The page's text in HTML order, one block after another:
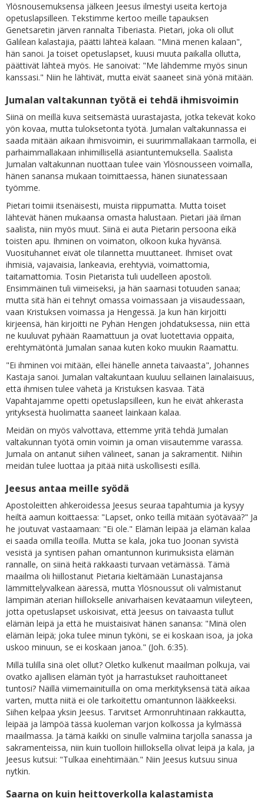
Ylösnousemuksensa jälkeen Jeesus ilmestyi useita kertoja
opetuslapsilleen. Tekstimme kertoo meille tapauksen
Genetsaretin järven rannalta Tiberiasta. Pietari, joka oli ollut
Galilean kalastajia, päätti lähteä kalaan. "Minä menen kalaan",
hän sanoi. Ja toiset opetuslapset, kuusi muuta paikalla ollutta,
päättivät lähteä myös. He sanoivat: "Me lähdemme myös sinun
kanssasi." Niin he lähtivät, mutta eivät saaneet sinä yönä mitään.
Jumalan valtakunnan työtä ei tehdä ihmisvoimin
Siinä on meillä kuva seitsemästä uurastajasta, jotka tekevät koko
yön kovaa, mutta tuloksetonta työtä. Jumalan valtakunnassa ei
saada mitään aikaan ihmisvoimin, ei suurimmallakaan tarmolla, ei
parhaimmallakaan inhimillisellä asiantuntemuksella. Saalista
Jumalan valtakunnan nuottaan tulee vain Ylösnousseen voimalla,
hänen sanansa mukaan toimittaessa, hänen siunatessaan
työmme.
Pietari toimii itsenäisesti, muista riippumatta. Mutta toiset
lähtevät hänen mukaansa omasta halustaan. Pietari jää ilman
saalista, niin myös muut. Siinä ei auta Pietarin persoona eikä
toisten apu. Ihminen on voimaton, olkoon kuka hyvänsä.
Vuosituhannet eivät ole tilannetta muuttaneet. Ihmiset ovat
ihmisiä, vajavaisia, lankeavia, erehtyviä, voimattomia,
taitamattomia. Tosin Pietarista tuli uudelleen apostoli.
Ensimmäinen tuli viimeiseksi, ja hän saarnasi totuuden sanaa;
mutta sitä hän ei tehnyt omassa voimassaan ja viisaudessaan,
vaan Kristuksen voimassa ja Hengessä. Ja kun hän kirjoitti
kirjeensä, hän kirjoitti ne Pyhän Hengen johdatuksessa, niin että
ne kuuluvat pyhään Raamattuun ja ovat luotettavia oppaita,
erehtymätöntä Jumalan sanaa kuten koko muukin Raamattu.
"Ei ihminen voi mitään, ellei hänelle anneta taivaasta", Johannes
Kastaja sanoi. Jumalan valtakuntaan kuuluu sellainen lainalaisuus,
että ihmisen tulee vähetä ja Kristuksen kasvaa. Tätä
Vapahtajamme opetti opetuslapsilleen, kun he eivät ahkerasta
yrityksestä huolimatta saaneet lainkaan kalaa.
Meidän on myös valvottava, ettemme yritä tehdä Jumalan
valtakunnan työtä omin voimin ja oman viisautemme varassa.
Jumala on antanut siihen välineet, sanan ja sakramentit. Niihin
meidän tulee luottaa ja pitää niitä uskollisesti esillä.
Jeesus antaa meille syödä
Apostoleitten ahkeroidessa Jeesus seuraa tapahtumia ja kysyy
heiltä aamun koittaessa: "Lapset, onko teillä mitään syötävää?" Ja
he joutuvat vastaamaan: "Ei ole." Elämän leipää ja elämän kalaa
ei saada omilla teoilla. Mutta se kala, joka tuo Joonan syvistä
vesistä ja syntisen pahan omantunnon kurimuksista elämän
rannalle, on siinä heitä rakkaasti turvaan vetämässä. Tämä
maailma oli hiillostanut Pietaria kieltämään Lunastajansa
lämmittelyvalkean ääressä, mutta Ylösnoussut oli valmistanut
lämpimän aterian hiillokselle anivarhaisen kevätaamun viileyteen,
jotta opetuslapset uskoisivat, että Jeesus on taivaasta tullut
elämän leipä ja että he muistaisivat hänen sanansa: "Minä olen
elämän leipä; joka tulee minun tyköni, se ei koskaan isoa, ja joka
uskoo minuun, se ei koskaan janoa." (Joh. 6:35).
Millä tulilla sinä olet ollut? Oletko kulkenut maailman polkuja, vai
ovatko ajallisen elämän työt ja harrastukset rauhoittaneet
tuntosi? Näillä viimemainituilla on oma merkityksensä tätä aikaa
varten, mutta niitä ei ole tarkoitettu omantunnon lääkkeeksi.
Siihen kelpaa yksin Jeesus. Tarvitset Armonruhtinaan rakkautta,
leipää ja lämpöä tässä kuoleman varjon kolkossa ja kylmässä
maailmassa. Ja tämä kaikki on sinulle valmiina tarjolla sanassa ja
sakramenteissa, niin kuin tuolloin hiilloksella olivat leipä ja kala, ja
Jeesus kutsui: "Tulkaa einehtimään." Niin Jeesus kutsuu sinua
nytkin.
Saarna on kuin heittoverkolla kalastamista